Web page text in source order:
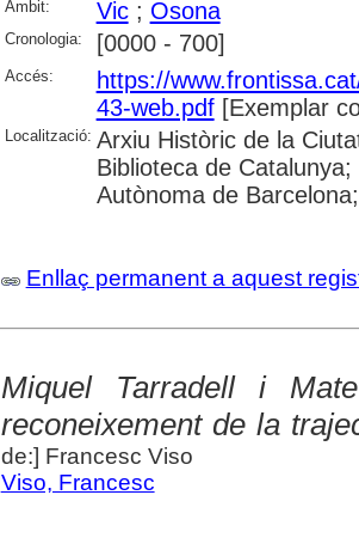
Àmbit:
Vic; Osona
Cronologia: [0000 - 700]
Accés:
https://
43-web.pdf[Exemplar
Localització: Arxiu Històric de la
Biblioteca de
Autònoma de
Enllaç permanent a aquest
Miquel Tarradell i
reconeixement de la
de:] Francesc Viso
Viso, Francesc